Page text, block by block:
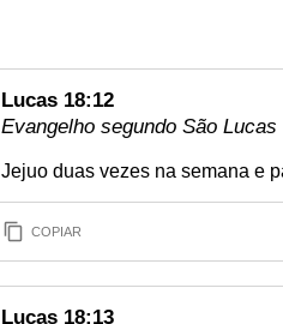
Lucas 18:12
Evangelho segundo São
Jejuo duas vezes na semana e
COPIAR
Lucas 18:13